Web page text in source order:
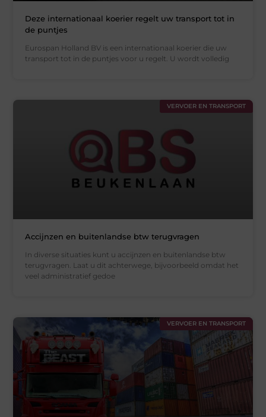
Deze internationaal koerier regelt uw transport tot in
de puntjes
Eurospan Holland BV is een internationaal koerier die uw
transport tot in de puntjes voor u regelt. U wordt volledig
VERVOER EN TRANSPORT
Accijnzen en buitenlandse btw terugvragen
In diverse situaties kunt u accijnzen en buitenlandse btw
terugvragen. Laat u dit achterwege, bijvoorbeeld omdat het
veel administratief gedoe
VERVOER EN TRANSPORT